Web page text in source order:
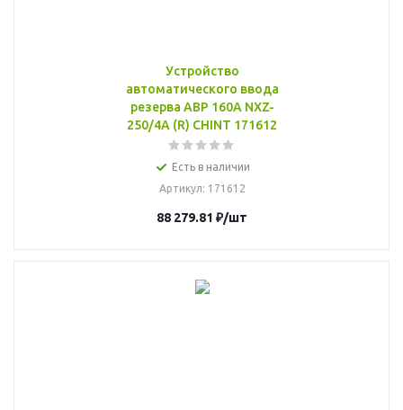
Устройство
автоматического ввода
резерва АВР 160А NXZ-
250/4A (R) CHINT 171612
Есть в наличии
Артикул: 171612
88 279.81 ₽/шт